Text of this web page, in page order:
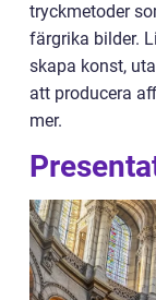
tryckmetoder
färgrika bilder.
skapa konst,
att producera
mer.